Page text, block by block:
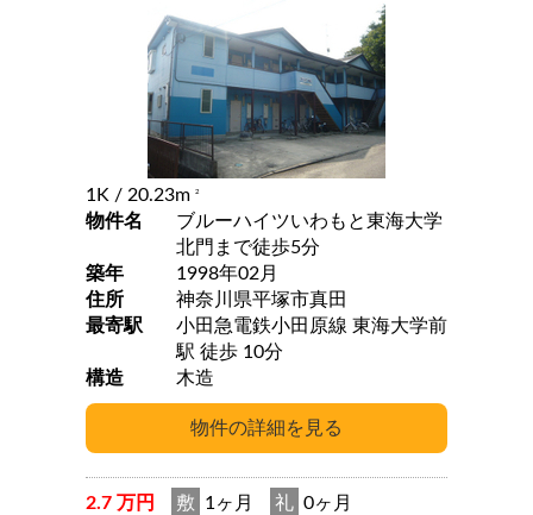
1K / 20.23m 2
物件名
ブルーハイツいわもと東海大学
北門まで徒歩5分
築年
1998年02月
住所
神奈川県平塚市真田
最寄駅
小田急電鉄小田原線 東海大学前
駅 徒歩 10分
構造
木造
2.7 万円 敷 1ヶ月 礼 0ヶ月